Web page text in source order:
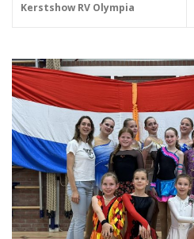
Kerstshow RV Olympia